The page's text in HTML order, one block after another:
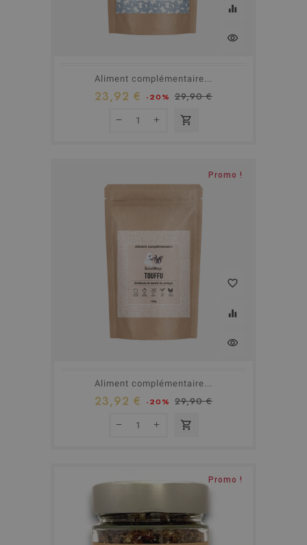
equalizer
visibility
Aliment complémentaire...
23,92 € -20% 29,90 €
shopping_cart
Promo !
favorite_border
equalizer
visibility
Aliment complémentaire...
23,92 € -20% 29,90 €
shopping_cart
Promo !